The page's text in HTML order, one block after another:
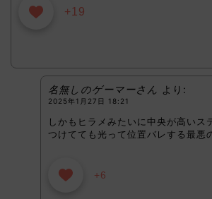
+19
名無しのゲーマーさん より:
2025年1月27日 18:21
しかもヒラメみたいに中央が高いス
つけてても光って位置バレする最悪
+6